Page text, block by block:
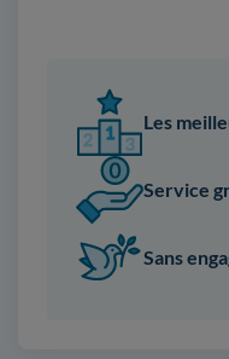
Les
Service
Sans